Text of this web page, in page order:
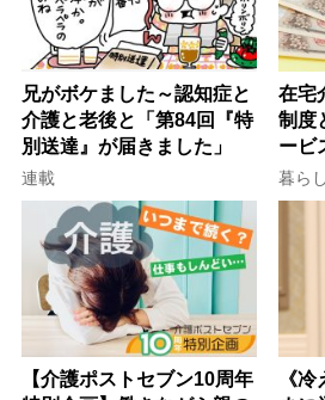
兄がボケました～認知症と
介護と老後と「第84回『特
別送達』が届きました」
連載
在宅
制度
ービ
され
説】
暮らし
【介護ポストセブン10周年
《